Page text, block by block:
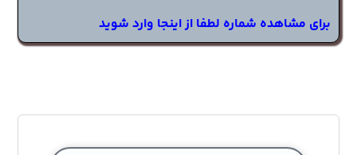
برای مشاهده شماره لطفا از اینجا وارد شوید